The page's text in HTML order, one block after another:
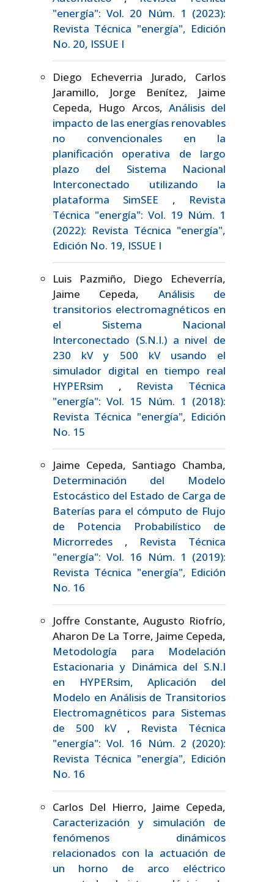
"energía": Vol. 20 Núm. 1 (2023):
Revista Técnica "energía", Edición
No. 20, ISSUE I
Diego Echeverria Jurado, Carlos
Jaramillo, Jorge Benítez, Jaime
Cepeda, Hugo Arcos, Análisis del
impacto de las energías renovables
no convencionales en la
planificación operativa de largo
plazo del Sistema Nacional
Interconectado utilizando la
plataforma SimSEE , Revista
Técnica "energía": Vol. 19 Núm. 1
(2022): Revista Técnica "energía",
Edición No. 19, ISSUE I
Luis Pazmiño, Diego Echeverría,
Jaime Cepeda, Análisis de
transitorios electromagnéticos en
el Sistema Nacional
Interconectado (S.N.I.) a nivel de
230 kV y 500 kV usando el
simulador digital en tiempo real
HYPERsim , Revista Técnica
"energía": Vol. 15 Núm. 1 (2018):
Revista Técnica "energía", Edición
No. 15
Jaime Cepeda, Santiago Chamba,
Determinación del Modelo
Estocástico del Estado de Carga de
Baterías para el cómputo de Flujo
de Potencia Probabilístico de
Microrredes , Revista Técnica
"energía": Vol. 16 Núm. 1 (2019):
Revista Técnica "energía", Edición
No. 16
Joffre Constante, Augusto Riofrío,
Aharon De La Torre, Jaime Cepeda,
Metodología para Modelación
Estacionaria y Dinámica del S.N.I
en HYPERsim, Aplicación del
Modelo en Análisis de Transitorios
Electromagnéticos para Sistemas
de 500 kV , Revista Técnica
"energía": Vol. 16 Núm. 2 (2020):
Revista Técnica "energía", Edición
No. 16
Carlos Del Hierro, Jaime Cepeda,
Caracterización y simulación de
fenómenos dinámicos
relacionados con la actuación de
un horno de arco eléctrico